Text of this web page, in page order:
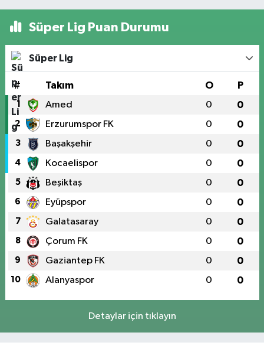
Süper Lig Puan Durumu
Süper Lig
# Takım O P
1 Amed 0 0
2 Erzurumspor FK 0 0
3 Başakşehir 0 0
4 Kocaelispor 0 0
5 Beşiktaş 0 0
6 Eyüpspor 0 0
7 Galatasaray 0 0
8 Çorum FK 0 0
9 Gaziantep FK 0 0
10 Alanyaspor 0 0
Detaylar için tıklayın